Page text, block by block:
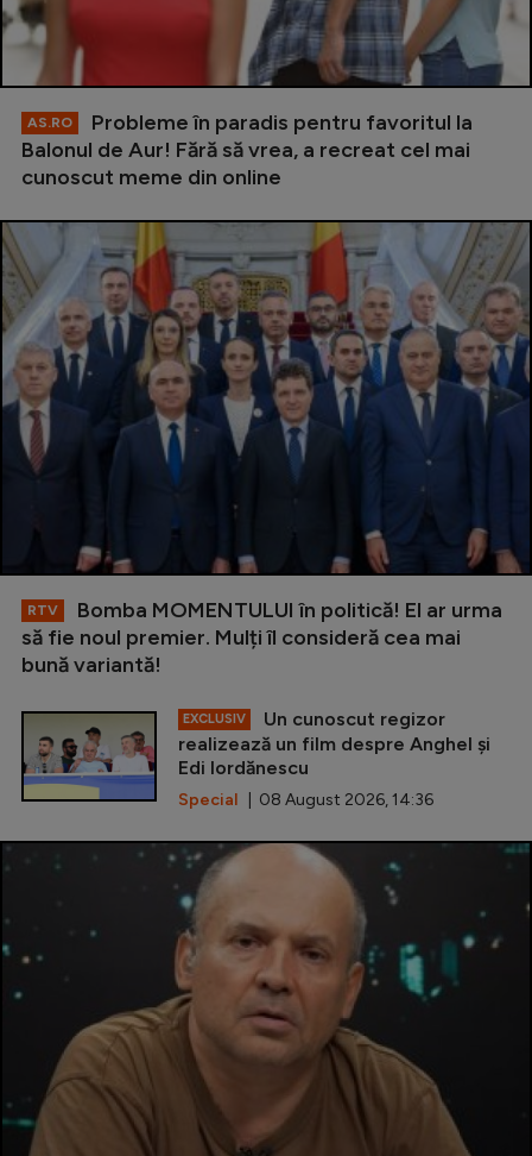
AS.RO
Probleme în paradis pentru favoritul la
Balonul de Aur! Fără să vrea, a recreat cel mai
cunoscut meme din online
RTV
Bomba MOMENTULUI în politică! El ar urma
să fie noul premier. Mulți îl consideră cea mai
bună variantă!
EXCLUSIV
Un cunoscut regizor
realizează un film despre Anghel și
Edi Iordănescu
Special | 08 August 2026, 14:36